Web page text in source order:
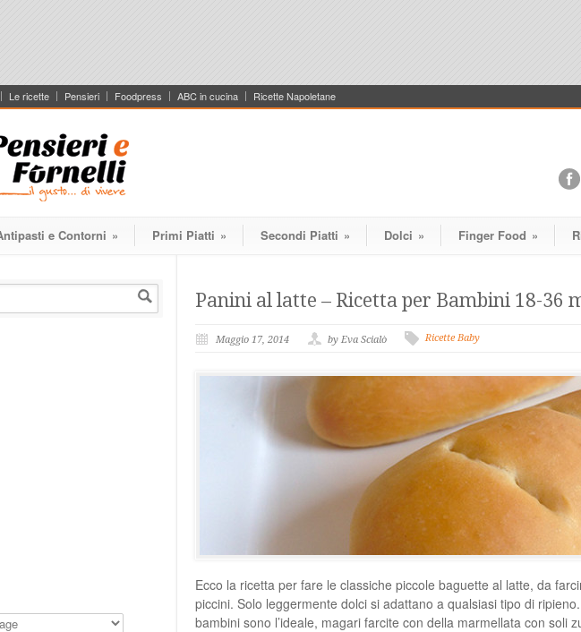
Le ricette Pensieri Foodpress ABC in cucina Ricette Napoletane
e Contorni » Primi Piatti » Secondi Piatti » Dolci » Finger Food »
Panini al latte – Ricetta per Bambini 18-36
Maggio 17, 2014 by Eva Scialò Ricette Baby
Ecco la ricetta per fare le classiche piccole baguette al latte, da
piccini. Solo leggermente dolci si adattano a qualsiasi tipo di
bambini sono l’ideale, magari farcite con della marmellata con soli